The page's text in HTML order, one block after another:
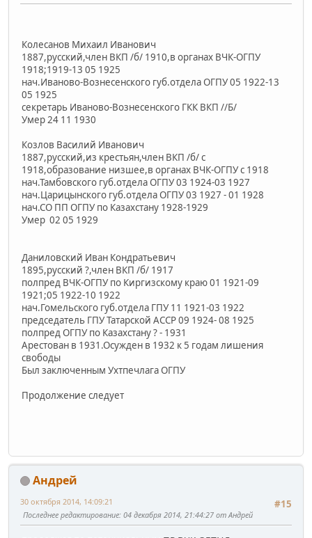
Колесанов Михаил Иванович
1887,русский,член ВКП /б/ 1910,в органах ВЧК-ОГПУ
1918;1919-13 05 1925
нач.Иваново-Вознесенского губ.отдела ОГПУ 05 1922-13
05 1925
секретарь Иваново-Вознесенского ГКК ВКП //Б/
Умер 24 11 1930
Козлов Василий Иванович
1887,русский,из крестьян,член ВКП /б/ с
1918,образование низшее,в органах ВЧК-ОГПУ с 1918
нач.Тамбовского губ.отдела ОГПУ 03 1924-03 1927
нач.Царицынского губ.отдела ОГПУ 03 1927 - 01 1928
нач.СО ПП ОГПУ по Казахстану 1928-1929
Умер 02 05 1929
Даниловский Иван Кондратьевич
1895,русский ?,член ВКП /б/ 1917
полпред ВЧК-ОГПУ по Киргизскому краю 01 1921-09
1921;05 1922-10 1922
нач.Гомельского губ.отдела ГПУ 11 1921-03 1922
председатель ГПУ Татарской АССР 09 1924- 08 1925
полпред ОГПУ по Казахстану ? - 1931
Арестован в 1931.Осужден в 1932 к 5 годам лишения
свободы
Был заключенным Ухтпечлага ОГПУ
Продолжение следует
Андрей
#15
30 октября 2014, 14:09:21
Последнее редактирование: 04 декабря 2014, 21:44:27 от Андрей